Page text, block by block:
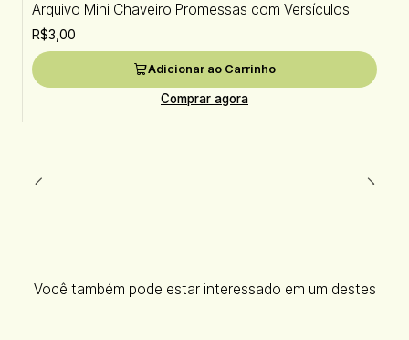
Arquivo Mini Chaveiro Promessas com Versículos
R$3,00
Adicionar ao Carrinho
Comprar agora
Você também pode estar interessado em um destes